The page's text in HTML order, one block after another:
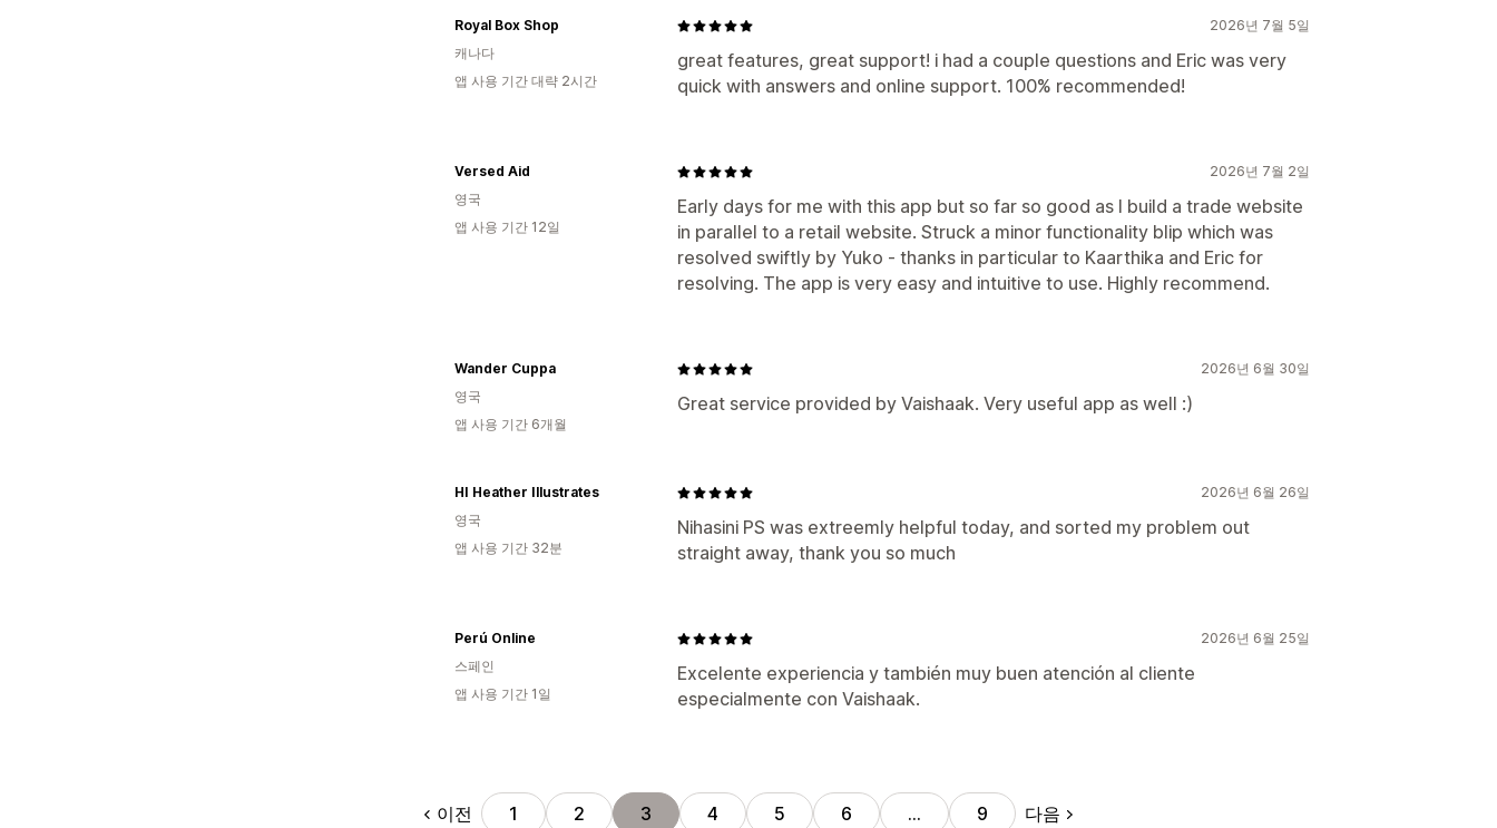
2026년 7월 5일
great features, great support! i had a couple questions and Eric was very
quick with answers and online support. 100% recommended!
Royal Box Shop
캐나다
앱 사용 기간 대략 2시간
2026년 7월 2일
Early days for me with this app but so far so good as I build a trade website
in parallel to a retail website. Struck a minor functionality blip which was
resolved swiftly by Yuko - thanks in particular to Kaarthika and Eric for
resolving. The app is very easy and intuitive to use. Highly recommend.
Versed Aid
영국
앱 사용 기간 12일
2026년 6월 30일
Great service provided by Vaishaak. Very useful app as well :)
Wander Cuppa
영국
앱 사용 기간 6개월
2026년 6월 26일
Nihasini PS was extreemly helpful today, and sorted my problem out
straight away, thank you so much
HI Heather Illustrates
영국
앱 사용 기간 32분
2026년 6월 25일
Excelente experiencia y también muy buen atención al cliente
especialmente con Vaishaak.
Perú Online
스페인
앱 사용 기간 1일
이전 1 2 3 4 5 6 … 9 다음